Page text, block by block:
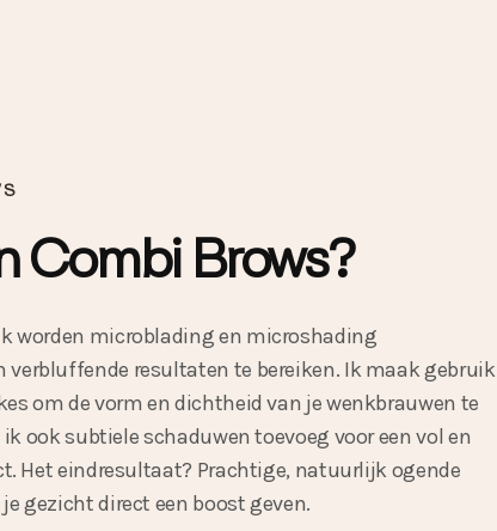
Combi Brows?
worden microblading en microshading
verbluffende resultaten te bereiken. Ik maak gebruik
om de vorm en dichtheid van je wenkbrauwen te
ook subtiele schaduwen toevoeg voor een vol en
Het eindresultaat? Prachtige, natuurlijk ogende
gezicht direct een boost geven.